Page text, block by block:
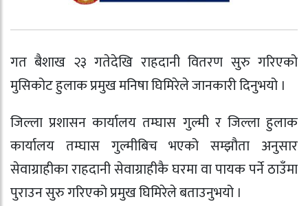
गत बैशाख २३ गतेदेखि राहदानी वितरण सुरु गरिएको
मुसिकोट हुलाक प्रमुख मनिषा घिमिरेले जानकारी दिनुभयो ।
जिल्ला प्रशासन कार्यालय तम्घास गुल्मी र जिल्ला हुलाक
कार्यालय तम्घास गुल्मीबिच भएको सम्झौता अनुसार
सेवाग्राहीका राहदानी सेवाग्राहीकै घरमा वा पायक पर्ने ठाउँमा
पुराउन सुरु गरिएको प्रमुख घिमिरेले बताउनुभयो ।